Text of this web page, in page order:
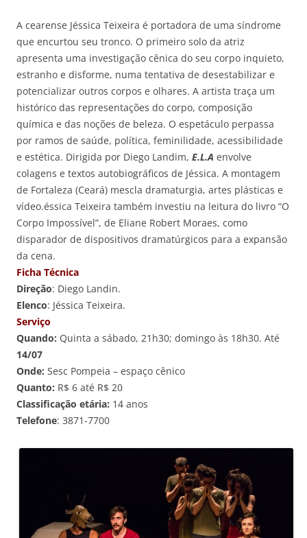
A cearense Jéssica Teixeira é portadora de uma síndrome
que encurtou seu tronco. O primeiro solo da atriz
apresenta uma investigação cênica do seu corpo inquieto,
estranho e disforme, numa tentativa de desestabilizar e
potencializar outros corpos e olhares. A artista traça um
histórico das representações do corpo, composição
química e das noções de beleza. O espetáculo perpassa
por ramos de saúde, política, feminilidade, acessibilidade
e estética. Dirigida por Diego Landim, E.L.A envolve
colagens e textos autobiográficos de Jéssica. A montagem
de Fortaleza (Ceará) mescla dramaturgia, artes plásticas e
vídeo.éssica Teixeira também investiu na leitura do livro “O
Corpo Impossível”, de Eliane Robert Moraes, como
disparador de dispositivos dramatúrgicos para a expansão
da cena.
Ficha Técnica
Direção: Diego Landin.
Elenco: Jéssica Teixeira.
Serviço
Quando: Quinta a sábado, 21h30; domingo às 18h30. Até
14/07
Onde: Sesc Pompeia – espaço cênico
Quanto: R$ 6 até R$ 20
Classificação etária: 14 anos
Telefone: 3871-7700